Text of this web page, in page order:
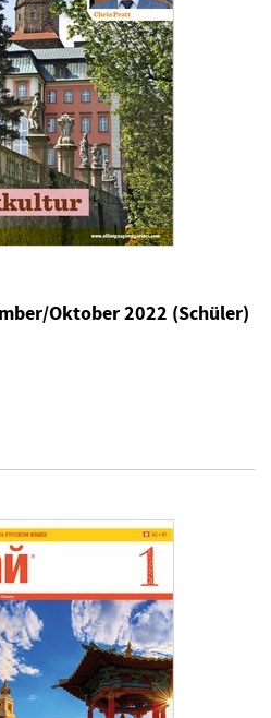
Oktober 2022 (Schüler)